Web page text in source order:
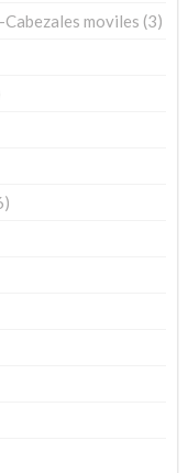
moviles 33
86